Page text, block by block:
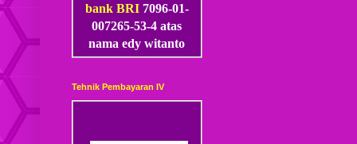
bank BRI 7096-01-
007265-53-4 atas
nama edy witanto
Tehnik Pembayaran IV